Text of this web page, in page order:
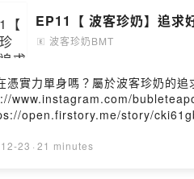
EP11【 波客珍奶】追求
🄴 波客珍奶BMT
憑實力單身嗎？屬於波客珍奶的追
www.instagram.com/
open.firstory.me/story/
23 · 21 minutes